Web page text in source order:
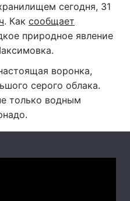
сегодня, 31
. Как сообщает
природное явление
воронка,
серого облака.
только водным